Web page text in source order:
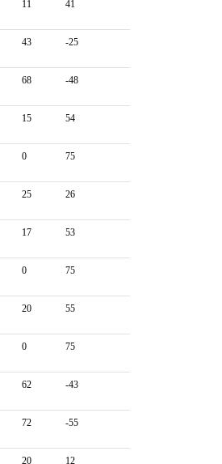
11 41
43 -25
68 -48
15 54
0 75
25 26
17 53
0 75
20 55
0 75
62 -43
72 -55
20 12